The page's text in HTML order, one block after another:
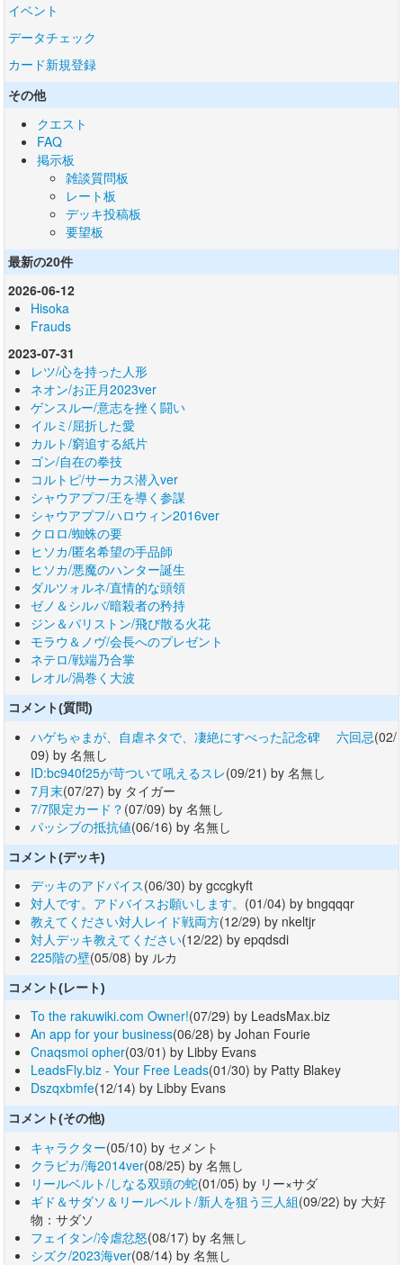
イベント
データチェック
カード新規登録
その他
クエスト
FAQ
掲示板
雑談質問板
レート板
デッキ投稿板
要望板
最新の20件
2026-06-12
Hisoka
Frauds
2023-07-31
レツ/心を持った人形
ネオン/お正月2023ver
ゲンスルー/意志を挫く闘い
イルミ/屈折した愛
カルト/窮追する紙片
ゴン/自在の拳技
コルトピ/サーカス潜入ver
シャウアプフ/王を導く参謀
シャウアプフ/ハロウィン2016ver
クロロ/蜘蛛の要
ヒソカ/匿名希望の手品師
ヒソカ/悪魔のハンター誕生
ダルツォルネ/直情的な頭領
ゼノ＆シルバ/暗殺者の矜持
ジン＆パリストン/飛び散る火花
モラウ＆ノヴ/会長へのプレゼント
ネテロ/戦端乃合掌
レオル/渦巻く大波
コメント(質問)
ハゲちゃまが、自虐ネタで、凄絶にすべった記念碑 六回忌(02/
09) by 名無し
ID:bc940f25が苛ついて吼えるスレ(09/21) by 名無し
7月末(07/27) by タイガー
7/7限定カード？ (07/09) by 名無し
パッシブの抵抗値(06/16) by 名無し
コメント(デッキ)
デッキのアドバイス(06/30) by gccgkyft
対人です。アドバイスお願いします。 (01/04) by bngqqqr
教えてください対人レイド戦両方(12/29) by nkeltjr
対人デッキ教えてください(12/22) by epqdsdi
225階の壁(05/08) by ルカ
コメント(レート)
To the rakuwiki.com Owner!(07/29) by LeadsMax.biz
An app for your business(06/28) by Johan Fourie
Cnaqsmoi opher(03/01) by Libby Evans
LeadsFly.biz - Your Free Leads(01/30) by Patty Blakey
Dszqxbmfe(12/14) by Libby Evans
コメント(その他)
キャラクター(05/10) by セメント
クラピカ/海2014ver(08/25) by 名無し
リールベルト/しなる双頭の蛇(01/05) by リー×サダ
ギド＆サダソ＆リールベルト/新人を狙う三人組(09/22) by 大好
物：サダソ
フェイタン/冷虐忿怒(08/17) by 名無し
シズク/2023海ver(08/14) by 名無し